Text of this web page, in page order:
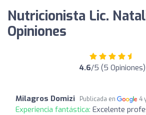
Nutricionista Lic.
Opiniones
4.6/5 (5 Opiniones)
Milagros Domizi Publicada en 4
Experiencia fantástica: Excelente